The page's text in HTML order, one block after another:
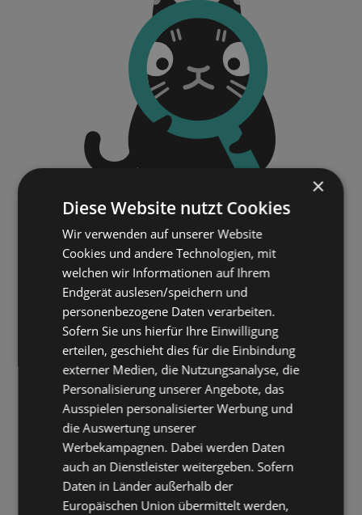
×
Diese Website nutzt Cookies
Wir verwenden auf unserer Website
Cookies und andere Technologien, mit
welchen wir Informationen auf Ihrem
Endgerät auslesen/speichern und
personenbezogene Daten verarbeiten.
Sofern Sie uns hierfür Ihre Einwilligung
erteilen, geschieht dies für die Einbindung
externer Medien, die Nutzungsanalyse, die
Personalisierung unserer Angebote, das
Ausspielen personalisierter Werbung und
die Auswertung unserer
Werbekampagnen. Dabei werden Daten
auch an Dienstleister weitergeben. Sofern
Daten in Länder außerhalb der
Europäischen Union übermittelt werden,